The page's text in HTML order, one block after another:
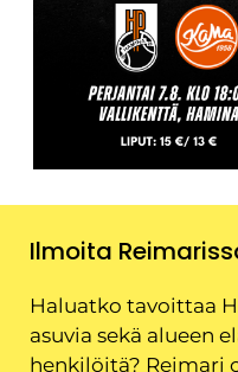
Ilmoita
Haluatko tavoittaa
asuvia sekä alueen
henkilöitä? Reimari